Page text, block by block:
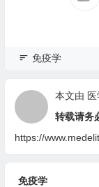
免疫学
本文由
转载请务
https://
免疫学